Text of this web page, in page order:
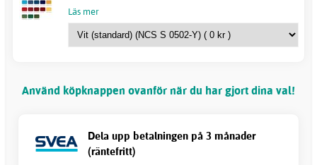
Läs mer
Använd köpknappen ovanför när du har gjort dina val!
Dela upp betalningen på 3 månader
(räntefritt)